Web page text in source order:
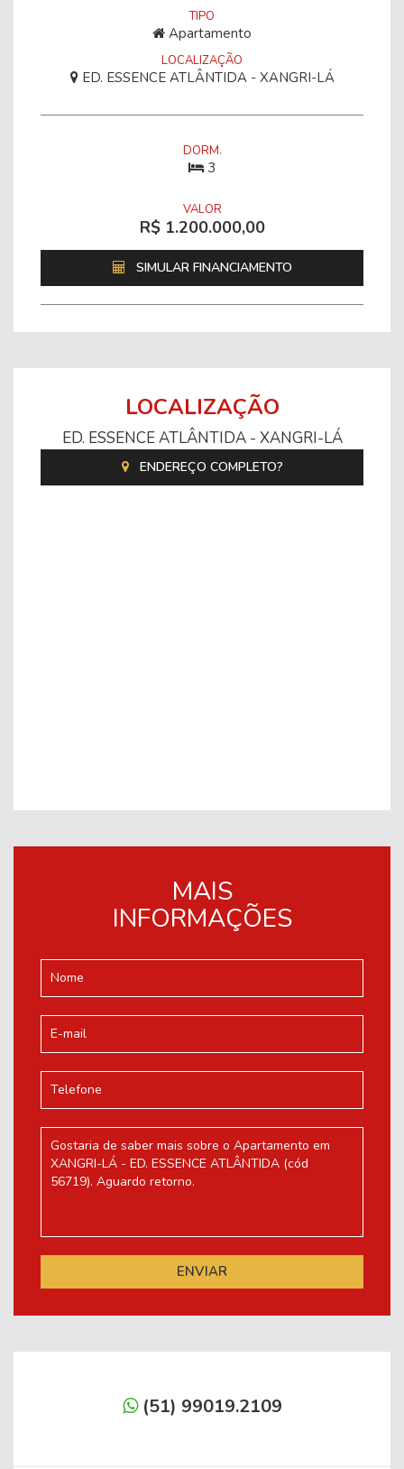
TIPO
Apartamento
LOCALIZAÇÃO
ED. ESSENCE ATLÂNTIDA - XANGRI-LÁ
DORM.
3
VALOR
R$ 1.200.000,00
SIMULAR FINANCIAMENTO
LOCALIZAÇÃO
ED. ESSENCE ATLÂNTIDA - XANGRI-LÁ
ENDEREÇO COMPLETO?
MAIS
INFORMAÇÕES
(51) 99019.2109